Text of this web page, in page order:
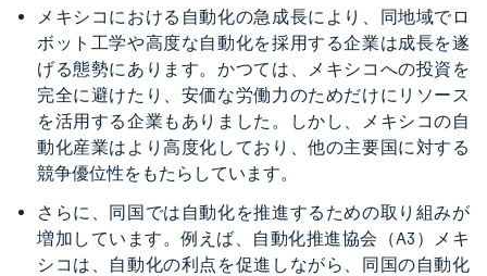
メキシコにおける自動化の急成長により、同地域でロ
ボット工学や高度な自動化を採用する企業は成長を遂
げる態勢にあります。かつては、メキシコへの投資を
完全に避けたり、安価な労働力のためだけにリソース
を活用する企業もありました。しかし、メキシコの自
動化産業はより高度化しており、他の主要国に対する
競争優位性をもたらしています。
さらに、同国では自動化を推進するための取り組みが
増加しています。例えば、自動化推進協会（A3）メキ
シコは、自動化の利点を促進しながら、同国の自動化